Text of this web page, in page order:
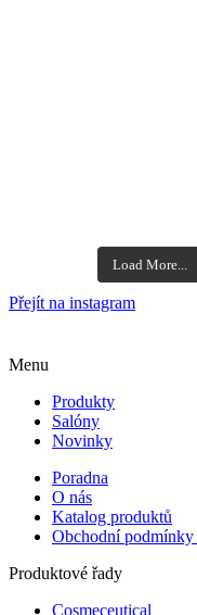
Load More...
Přejít na instagram
Menu
Produkty
Salóny
Novinky
Poradna
O nás
Katalog produktů
Obchodní podmínky
Produktové řady
Cosmeceutical